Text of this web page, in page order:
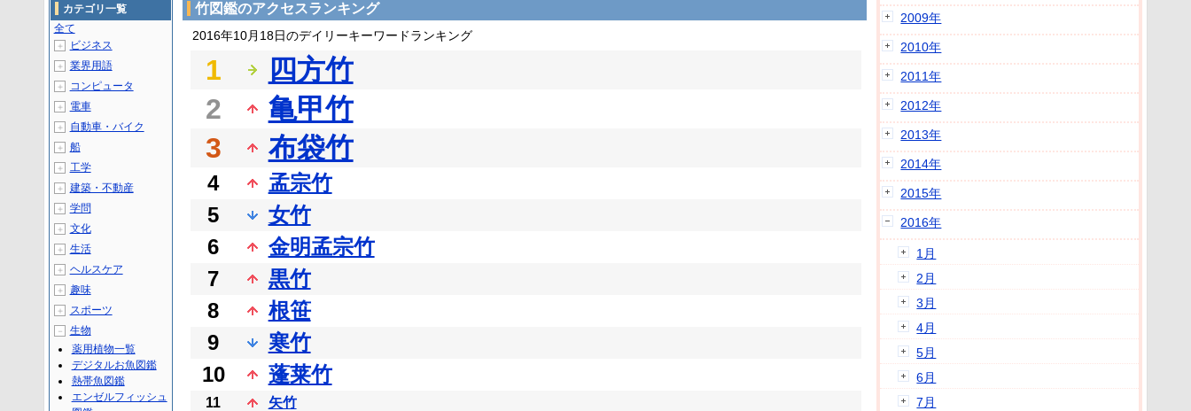
竹図鑑のアクセスランキング
2016年10月18日のデイリーキーワードランキング
1
四方竹
2
亀甲竹
3
布袋竹
4
孟宗竹
5
女竹
6
金明孟宗竹
7
黒竹
8
根笹
9
寒竹
10
蓬莱竹
11
矢竹
カテゴリ一覧
全て
＋ ビジネス
＋ 業界用語
＋ コンピュータ
＋ 電車
＋ 自動車・バイク
＋ 船
＋ 工学
＋ 建築・不動産
＋ 学問
＋ 文化
＋ 生活
＋ ヘルスケア
＋ 趣味
＋ スポーツ
－
生物
薬用植物一覧
デジタルお魚図鑑
熱帯魚図鑑
エンゼルフィッシュ
2009年
2010年
2011年
2012年
2013年
2014年
2015年
2016年
1月
2月
3月
4月
5月
6月
7月